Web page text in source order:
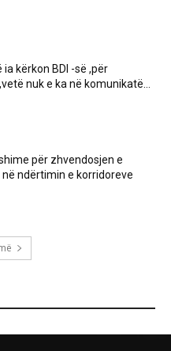
ia kërkon BDI -së ,për
nuk e ka në komunikatë…
për zhvendosjen e
ndërtimin e korridoreve